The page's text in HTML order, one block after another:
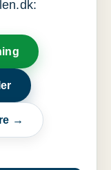
→